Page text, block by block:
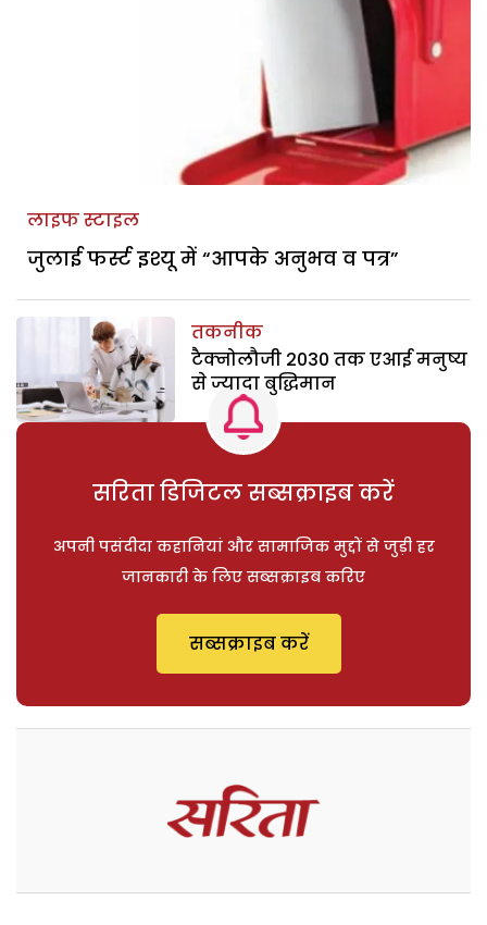
लाइफ स्टाइल
जुलाई फर्स्ट इश्यू में “आपके अनुभव व पत्र”
तकनीक
टैक्नोलौजी 2030 तक एआई मनुष्य
से ज्यादा बुद्धिमान
सरिता डिजिटल सब्सक्राइब करें
अपनी पसंदीदा कहानियां और सामाजिक मुद्दों से जुड़ी हर
जानकारी के लिए सब्सक्राइब करिए
सब्सक्राइब करें